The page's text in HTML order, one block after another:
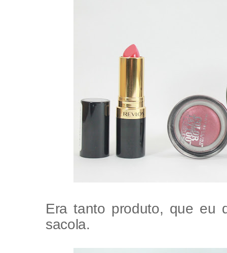
Era tanto produto, que eu
sacola.